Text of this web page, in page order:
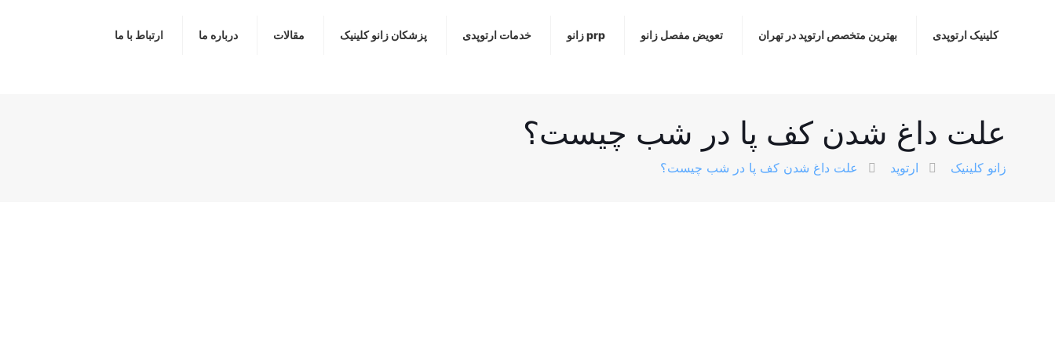
کلینیک ارتوپدی بهترین متخصص ارتوپد در تهران تعویض مفصل زانو prp زانو خدمات ارتوپدی پزشکان زانو کلینیک مقالات درباره ما ارتباط با ما
علت داغ شدن کف پا در شب چیست؟
زانو کلینیک ارتوپد علت داغ شدن کف پا در شب چیست؟